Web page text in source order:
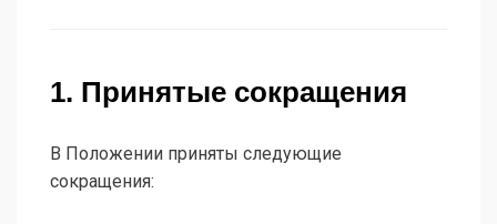
1. Принятые сокращения
В Положении приняты следующие
сокращения: